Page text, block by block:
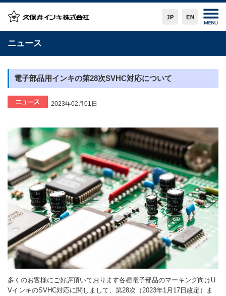
ニュース
電子部品用インキの第28次SVHC対応について
2023年02月01日
多くのお客様にご好評頂いております各種電子部品のマーキング向けU
VインキのSVHC対応に関しまして、第28次（2023年1月17日改定）ま